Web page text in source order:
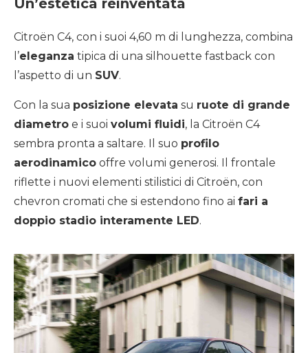
Un’estetica reinventata
Citroën C4, con i suoi 4,60 m di lunghezza, combina
l’eleganza tipica di una silhouette fastback con
l’aspetto di un SUV.
Con la sua posizione elevata su ruote di grande
diametro e i suoi volumi fluidi, la Citroën C4
sembra pronta a saltare. Il suo profilo
aerodinamico offre volumi generosi. Il frontale
riflette i nuovi elementi stilistici di Citroën, con
chevron cromati che si estendono fino ai fari a
doppio stadio interamente LED.